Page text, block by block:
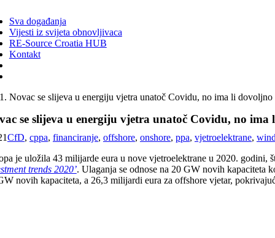
Sva događanja
Vijesti iz svijeta obnovljivaca
RE-Source Croatia HUB
Kontakt
Novac se slijeva u energiju vjetra unatoč Covidu, no ima li dovoljno
se slijeva u energiju vjetra unatoč Covidu, no
CfD, cppa, financiranje, offshore, onshore, ppa, vjetroelektrane,
je uložila 43 milijarde eura u nove vjetroelektrane u 2020.
trends 2020’. Ulaganja se odnose na 20 GW novih kapaciteta
novih kapaciteta, a 26,3 milijardi eura za offshore vjetar,